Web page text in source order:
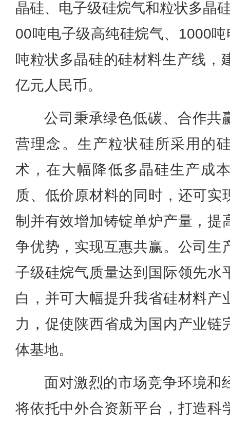
晶硅、电子级硅烷气和粒状多晶
00吨电子级高纯硅烷气、1000
吨粒状多晶硅的硅材料生产线，
亿元人民币。
公司秉承绿色低碳、合作共
营理念。生产粒状硅所采用的
术，在大幅降低多晶硅生产成
质、低价原材料的同时，还可实
制并有效增加铸锭单炉产量，提
争优势，实现互惠共赢。公司生
子级硅烷气质量达到国际领先水
白，并可大幅提升我省硅材料产
力，促使陕西省成为国内产业链
体基地。
面对激烈的市场竞争环境和
将依托中外合资新平台，打造科